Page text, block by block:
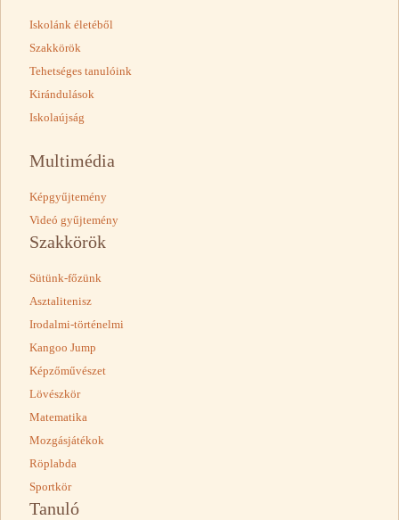
Iskolánk életéből
Szakkörök
Tehetséges tanulóink
Kirándulások
Iskolaújság
Multimédia
Képgyűjtemény
Videó gyűjtemény
Szakkörök
Sütünk-főzünk
Asztalitenisz
Irodalmi-történelmi
Kangoo Jump
Képzőművészet
Lövészkör
Matematika
Mozgásjátékok
Röplabda
Sportkör
Tanuló